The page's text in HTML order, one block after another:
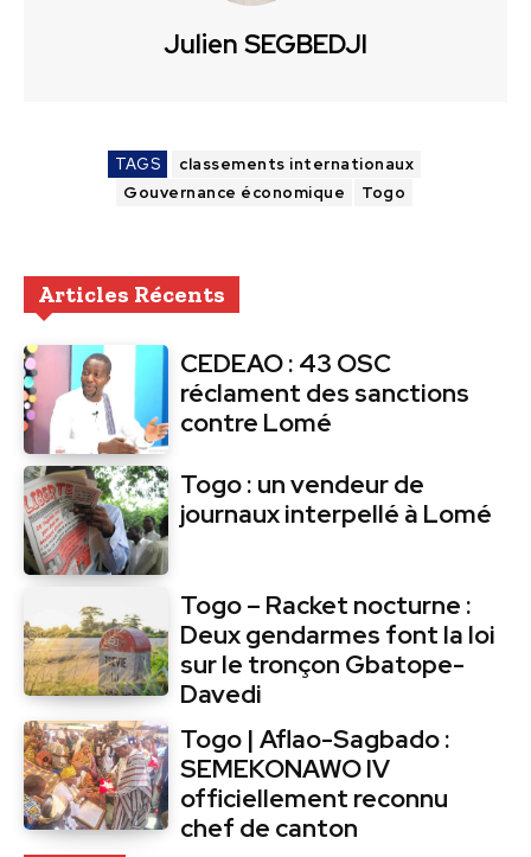
Julien SEGBEDJI
TAGS
classements internationaux
Gouvernance économique
Togo
Articles Récents
CEDEAO : 43 OSC
réclament des sanctions
contre Lomé
Togo : un vendeur de
journaux interpellé à Lomé
Togo – Racket nocturne :
Deux gendarmes font la loi
sur le tronçon Gbatope-
Davedi
Togo | Aflao-Sagbado :
SEMEKONAWO IV
officiellement reconnu
chef de canton